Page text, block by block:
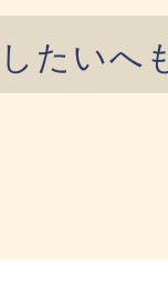
たいへ